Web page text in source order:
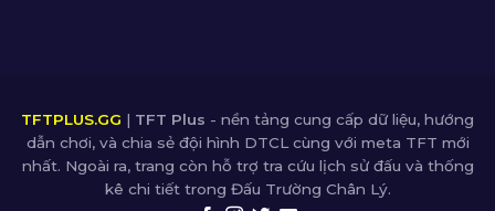
TFTPLUS.GG | TFT Plus - nền tảng cung cấp dữ liệu, hướng
dẫn chơi, và chia sẻ đội hình DTCL cùng với meta TFT mới
nhất. Ngoài ra, trang còn hỗ trợ tra cứu lịch sử đấu và thống
kê chi tiết trong Đấu Trường Chân Lý.